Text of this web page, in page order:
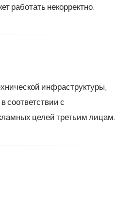
работать некорректно.
инфраструктуры,
соответствии с
целей третьим лицам.